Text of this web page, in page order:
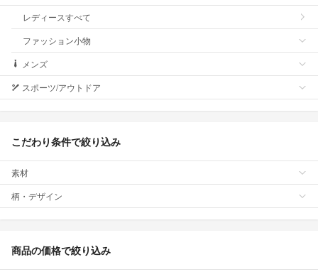
レディースすべて
ファッション小物
メンズ
スポーツ/アウトドア
こだわり条件で絞り込み
素材
柄・デザイン
商品の価格で絞り込み